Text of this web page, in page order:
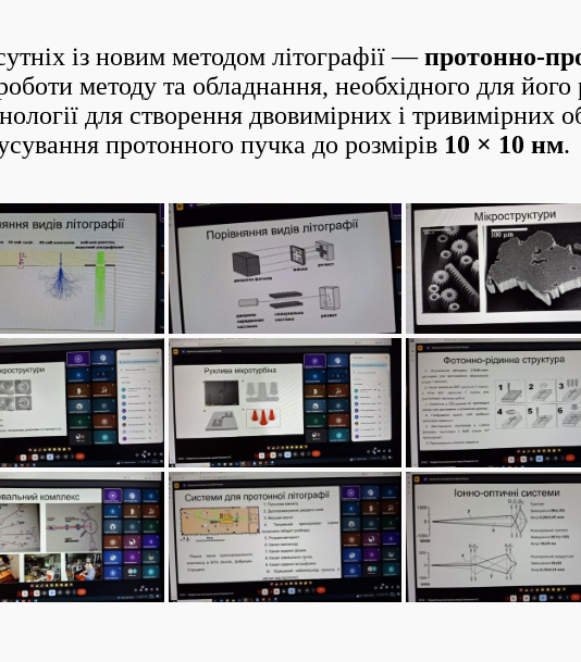
із новим методом літографії —протонно-
методу та обладнання, необхідного для його
для створення двовимірних і тривимірних
протонного пучка до розмірів 10 × 10 нм.